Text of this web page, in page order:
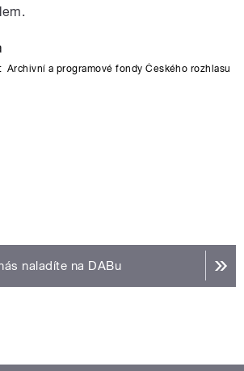
Archivní a programové fondy Českého rozhlasu
naladíte na DABu